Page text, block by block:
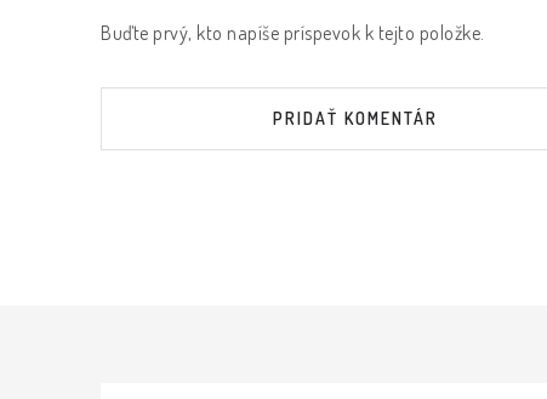
Buďte prvý, kto napíše príspevok k tejto položke.
PRIDAŤ KOMENTÁR